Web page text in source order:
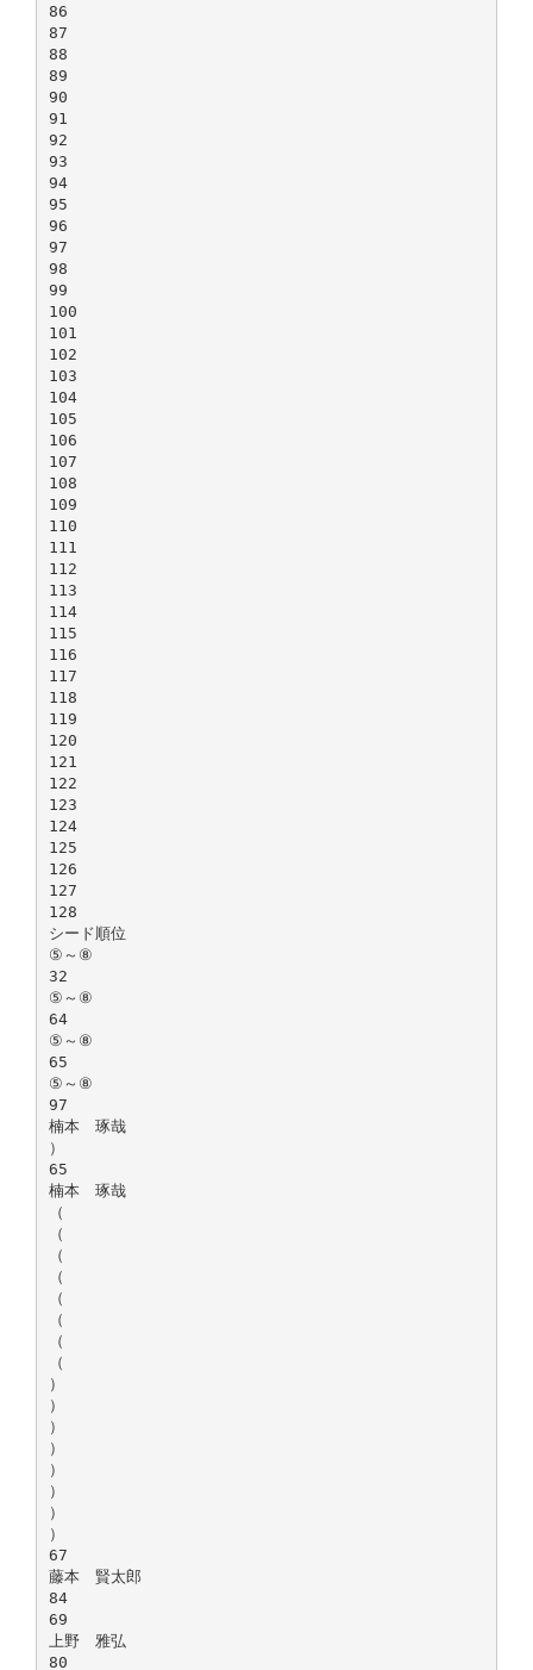
86
87
88
89
90
91
92
93
94
95
96
97
98
99
100
101
102
103
104
105
106
107
108
109
110
111
112
113
114
115
116
117
118
119
120
121
122
123
124
125
126
127
128
シード順位
⑤～⑧
32
⑤～⑧
64
⑤～⑧
65
⑤～⑧
97
楠本 琢哉
）
65
楠本 琢哉
（
（
（
（
（
（
（
（
）
）
）
）
）
）
）
）
67
藤本 賢太郎
84
69
上野 雅弘
80